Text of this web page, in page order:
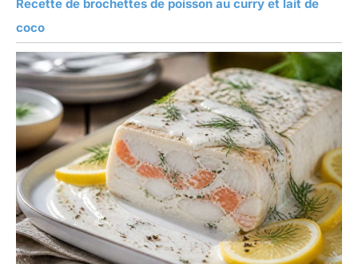
Recette de brochettes de poisson au curry et lait de
coco